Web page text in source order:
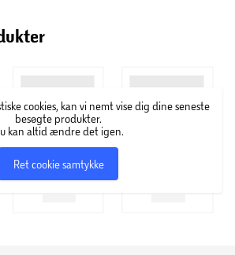
cookies, kan vi nemt vise dig dine seneste
besøgte produkter.
kan altid ændre det igen.
Ret cookie samtykke